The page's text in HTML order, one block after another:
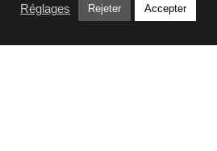
Réglages Rejeter Accepter